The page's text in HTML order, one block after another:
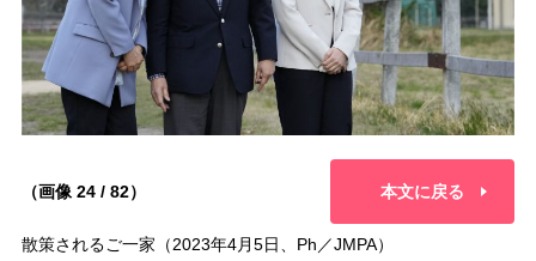
（画像 24 / 82） 本文に戻る
散策されるご一家（2023年4月5日、Ph／JMPA）